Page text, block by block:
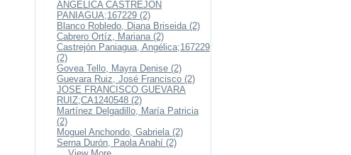
ANGELICA CASTREJON
PANIAGUA;167229 (2)
Blanco Robledo, Diana Briseida (2)
Cabrero Ortíz, Mariana (2)
Castrejón Paniagua, Angélica;167229
(2)
Govea Tello, Mayra Denise (2)
Guevara Ruiz, José Francisco (2)
JOSE FRANCISCO GUEVARA
RUIZ;CA1240548 (2)
Martínez Delgadillo, María Patricia
(2)
Moguel Anchondo, Gabriela (2)
Serna Durón, Paola Anahí (2)